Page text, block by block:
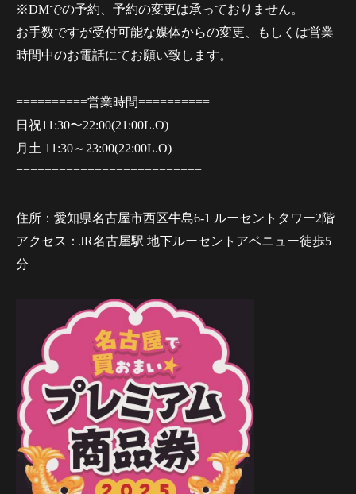
※DMでの予約、予約の変更は承っておりません。
お手数ですが受付可能な媒体からの変更、もしくは営業
時間中のお電話にてお願い致します。
==========営業時間==========
日祝11:30〜22:00(21:00L.O)
月土 11:30～23:00(22:00L.O)
==========================
住所：愛知県名古屋市西区牛島6-1 ルーセントタワー2階
アクセス：JR名古屋駅 地下ルーセントアベニュー徒歩5
分